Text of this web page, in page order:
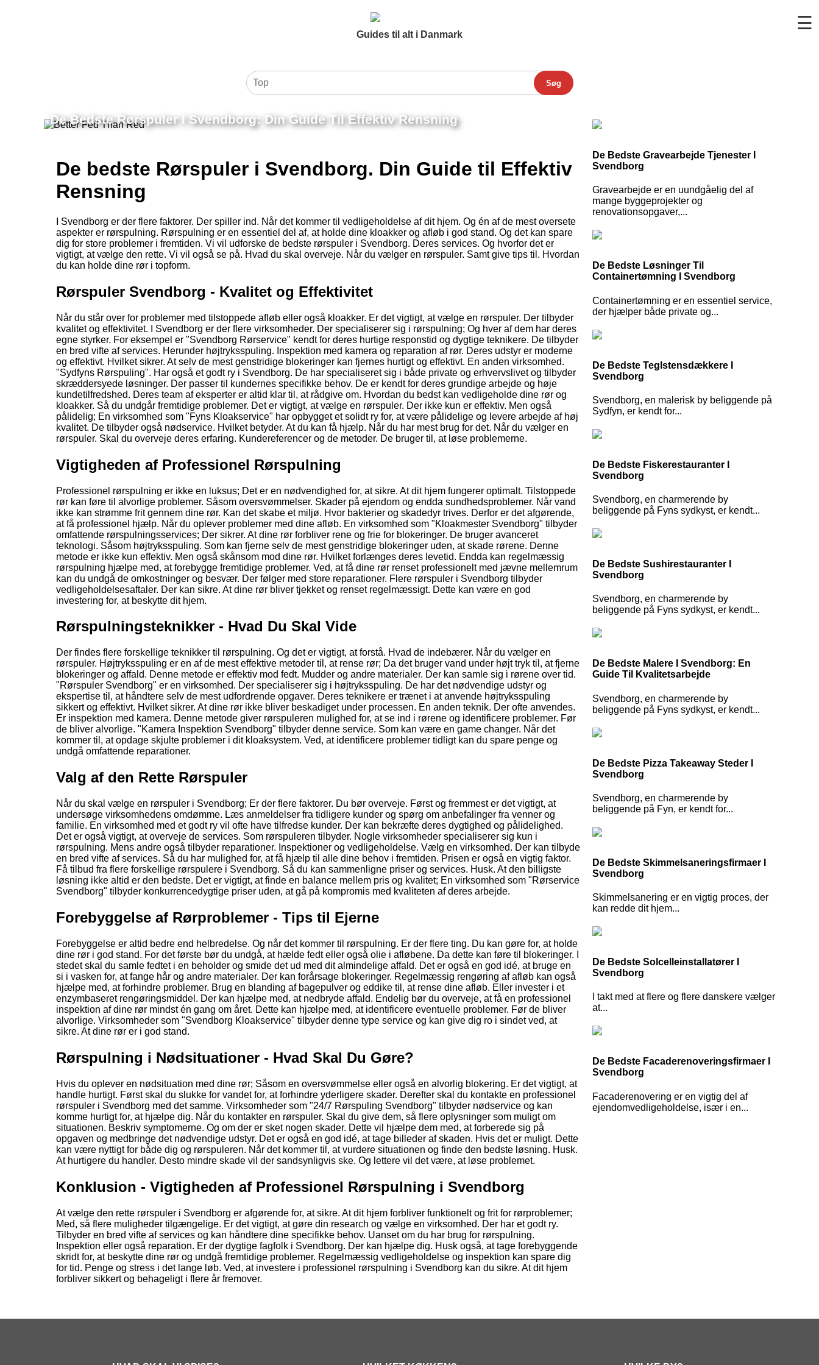
Guides til alt i Danmark
☰
Søg
De Bedste Rørspuler I Svendborg: Din Guide Til Effektiv Rensning
De bedste Rørspuler i Svendborg. Din Guide til Effektiv
Rensning
I Svendborg er der flere faktorer. Der spiller ind. Når det kommer til vedligeholdelse af dit hjem. Og én af de mest oversete
aspekter er rørspulning. Rørspulning er en essentiel del af, at holde dine kloakker og afløb i god stand. Og det kan spare
dig for store problemer i fremtiden. Vi vil udforske de bedste rørspuler i Svendborg. Deres services. Og hvorfor det er
vigtigt, at vælge den rette. Vi vil også se på. Hvad du skal overveje. Når du vælger en rørspuler. Samt give tips til. Hvordan
du kan holde dine rør i topform.
Rørspuler Svendborg - Kvalitet og Effektivitet
Når du står over for problemer med tilstoppede afløb eller også kloakker. Er det vigtigt, at vælge en rørspuler. Der tilbyder
kvalitet og effektivitet. I Svendborg er der flere virksomheder. Der specialiserer sig i rørspulning; Og hver af dem har deres
egne styrker. For eksempel er "Svendborg Rørservice" kendt for deres hurtige responstid og dygtige teknikere. De tilbyder
en bred vifte af services. Herunder højtryksspuling. Inspektion med kamera og reparation af rør. Deres udstyr er moderne
og effektivt. Hvilket sikrer. At selv de mest genstridige blokeringer kan fjernes hurtigt og effektivt. En anden virksomhed.
"Sydfyns Rørspuling". Har også et godt ry i Svendborg. De har specialiseret sig i både private og erhvervslivet og tilbyder
skræddersyede løsninger. Der passer til kundernes specifikke behov. De er kendt for deres grundige arbejde og høje
kundetilfredshed. Deres team af eksperter er altid klar til, at rådgive om. Hvordan du bedst kan vedligeholde dine rør og
kloakker. Så du undgår fremtidige problemer. Det er vigtigt, at vælge en rørspuler. Der ikke kun er effektiv. Men også
pålidelig; En virksomhed som "Fyns Kloakservice" har opbygget et solidt ry for, at være pålidelige og levere arbejde af høj
kvalitet. De tilbyder også nødservice. Hvilket betyder. At du kan få hjælp. Når du har mest brug for det. Når du vælger en
rørspuler. Skal du overveje deres erfaring. Kundereferencer og de metoder. De bruger til, at løse problemerne.
Vigtigheden af Professionel Rørspulning
Professionel rørspulning er ikke en luksus; Det er en nødvendighed for, at sikre. At dit hjem fungerer optimalt. Tilstoppede
rør kan føre til alvorlige problemer. Såsom oversvømmelser. Skader på ejendom og endda sundhedsproblemer. Når vand
ikke kan strømme frit gennem dine rør. Kan det skabe et miljø. Hvor bakterier og skadedyr trives. Derfor er det afgørende,
at få professionel hjælp. Når du oplever problemer med dine afløb. En virksomhed som "Kloakmester Svendborg" tilbyder
omfattende rørspulningsservices; Der sikrer. At dine rør forbliver rene og frie for blokeringer. De bruger avanceret
teknologi. Såsom højtryksspuling. Som kan fjerne selv de mest genstridige blokeringer uden, at skade rørene. Denne
metode er ikke kun effektiv. Men også skånsom mod dine rør. Hvilket forlænges deres levetid. Endda kan regelmæssig
rørspulning hjælpe med, at forebygge fremtidige problemer. Ved, at få dine rør renset professionelt med jævne mellemrum
kan du undgå de omkostninger og besvær. Der følger med store reparationer. Flere rørspuler i Svendborg tilbyder
vedligeholdelsesaftaler. Der kan sikre. At dine rør bliver tjekket og renset regelmæssigt. Dette kan være en god
investering for, at beskytte dit hjem.
Rørspulningsteknikker - Hvad Du Skal Vide
Der findes flere forskellige teknikker til rørspulning. Og det er vigtigt, at forstå. Hvad de indebærer. Når du vælger en
rørspuler. Højtryksspuling er en af de mest effektive metoder til, at rense rør; Da det bruger vand under højt tryk til, at fjerne
blokeringer og affald. Denne metode er effektiv mod fedt. Mudder og andre materialer. Der kan samle sig i rørene over tid.
"Rørspuler Svendborg" er en virksomhed. Der specialiserer sig i højtryksspuling. De har det nødvendige udstyr og
ekspertise til, at håndtere selv de mest udfordrende opgaver. Deres teknikere er trænet i at anvende højtryksspuling
sikkert og effektivt. Hvilket sikrer. At dine rør ikke bliver beskadiget under processen. En anden teknik. Der ofte anvendes.
Er inspektion med kamera. Denne metode giver rørspuleren mulighed for, at se ind i rørene og identificere problemer. Før
de bliver alvorlige. "Kamera Inspektion Svendborg" tilbyder denne service. Som kan være en game changer. Når det
kommer til, at opdage skjulte problemer i dit kloaksystem. Ved, at identificere problemer tidligt kan du spare penge og
undgå omfattende reparationer.
Valg af den Rette Rørspuler
Når du skal vælge en rørspuler i Svendborg; Er der flere faktorer. Du bør overveje. Først og fremmest er det vigtigt, at
undersøge virksomhedens omdømme. Læs anmeldelser fra tidligere kunder og spørg om anbefalinger fra venner og
familie. En virksomhed med et godt ry vil ofte have tilfredse kunder. Der kan bekræfte deres dygtighed og pålidelighed.
Det er også vigtigt, at overveje de services. Som rørspuleren tilbyder. Nogle virksomheder specialiserer sig kun i
rørspulning. Mens andre også tilbyder reparationer. Inspektioner og vedligeholdelse. Vælg en virksomhed. Der kan tilbyde
en bred vifte af services. Så du har mulighed for, at få hjælp til alle dine behov i fremtiden. Prisen er også en vigtig faktor.
Få tilbud fra flere forskellige rørspulere i Svendborg. Så du kan sammenligne priser og services. Husk. At den billigste
løsning ikke altid er den bedste. Det er vigtigt, at finde en balance mellem pris og kvalitet; En virksomhed som "Rørservice
Svendborg" tilbyder konkurrencedygtige priser uden, at gå på kompromis med kvaliteten af deres arbejde.
Forebyggelse af Rørproblemer - Tips til Ejerne
Forebyggelse er altid bedre end helbredelse. Og når det kommer til rørspulning. Er der flere ting. Du kan gøre for, at holde
dine rør i god stand. For det første bør du undgå, at hælde fedt eller også olie i afløbene. Da dette kan føre til blokeringer. I
stedet skal du samle fedtet i en beholder og smide det ud med dit almindelige affald. Det er også en god idé, at bruge en
si i vasken for, at fange hår og andre materialer. Der kan forårsage blokeringer. Regelmæssig rengøring af afløb kan også
hjælpe med, at forhindre problemer. Brug en blanding af bagepulver og eddike til, at rense dine afløb. Eller invester i et
enzymbaseret rengøringsmiddel. Der kan hjælpe med, at nedbryde affald. Endelig bør du overveje, at få en professionel
inspektion af dine rør mindst én gang om året. Dette kan hjælpe med, at identificere eventuelle problemer. Før de bliver
alvorlige. Virksomheder som "Svendborg Kloakservice" tilbyder denne type service og kan give dig ro i sindet ved, at
sikre. At dine rør er i god stand.
Rørspulning i Nødsituationer - Hvad Skal Du Gøre?
Hvis du oplever en nødsituation med dine rør; Såsom en oversvømmelse eller også en alvorlig blokering. Er det vigtigt, at
handle hurtigt. Først skal du slukke for vandet for, at forhindre yderligere skader. Derefter skal du kontakte en professionel
rørspuler i Svendborg med det samme. Virksomheder som "24/7 Rørspuling Svendborg" tilbyder nødservice og kan
komme hurtigt for, at hjælpe dig. Når du kontakter en rørspuler. Skal du give dem, så flere oplysninger som muligt om
situationen. Beskriv symptomerne. Og om der er sket nogen skader. Dette vil hjælpe dem med, at forberede sig på
opgaven og medbringe det nødvendige udstyr. Det er også en god idé, at tage billeder af skaden. Hvis det er muligt. Dette
kan være nyttigt for både dig og rørspuleren. Når det kommer til, at vurdere situationen og finde den bedste løsning. Husk.
At hurtigere du handler. Desto mindre skade vil der sandsynligvis ske. Og lettere vil det være, at løse problemet.
Konklusion - Vigtigheden af Professionel Rørspulning i Svendborg
At vælge den rette rørspuler i Svendborg er afgørende for, at sikre. At dit hjem forbliver funktionelt og frit for rørproblemer;
Med, så flere muligheder tilgængelige. Er det vigtigt, at gøre din research og vælge en virksomhed. Der har et godt ry.
Tilbyder en bred vifte af services og kan håndtere dine specifikke behov. Uanset om du har brug for rørspulning.
Inspektion eller også reparation. Er der dygtige fagfolk i Svendborg. Der kan hjælpe dig. Husk også, at tage forebyggende
skridt for, at beskytte dine rør og undgå fremtidige problemer. Regelmæssig vedligeholdelse og inspektion kan spare dig
for tid. Penge og stress i det lange løb. Ved, at investere i professionel rørspulning i Svendborg kan du sikre. At dit hjem
forbliver sikkert og behageligt i flere år fremover.
De Bedste Gravearbejde Tjenester I
Svendborg
Gravearbejde er en uundgåelig del af
mange byggeprojekter og
renovationsopgaver,...
De Bedste Løsninger Til
Containertømning I Svendborg
Containertømning er en essentiel service,
der hjælper både private og...
De Bedste Teglstensdækkere I
Svendborg
Svendborg, en malerisk by beliggende på
Sydfyn, er kendt for...
De Bedste Fiskerestauranter I
Svendborg
Svendborg, en charmerende by
beliggende på Fyns sydkyst, er kendt...
De Bedste Sushirestauranter I
Svendborg
Svendborg, en charmerende by
beliggende på Fyns sydkyst, er kendt...
De Bedste Malere I Svendborg: En
Guide Til Kvalitetsarbejde
Svendborg, en charmerende by
beliggende på Fyns sydkyst, er kendt...
De Bedste Pizza Takeaway Steder I
Svendborg
Svendborg, en charmerende by
beliggende på Fyn, er kendt for...
De Bedste Skimmelsaneringsfirmaer I
Svendborg
Skimmelsanering er en vigtig proces, der
kan redde dit hjem...
De Bedste Solcelleinstallatører I
Svendborg
I takt med at flere og flere danskere vælger
at...
De Bedste Facaderenoveringsfirmaer I
Svendborg
Facaderenovering er en vigtig del af
ejendomvedligeholdelse, især i en...